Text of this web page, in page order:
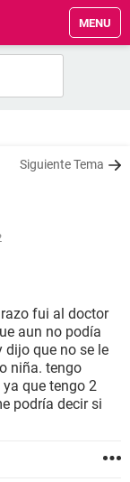
MENU
Siguiente Tema
fui al doctor
aun no podía
dijo que no se le
niña. tengo
que tengo 2
podría decir si